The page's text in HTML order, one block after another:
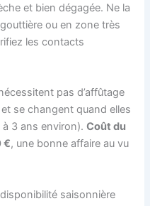
et bien dégagée. Ne la
ou en zone très
les contacts
pas d’affûtage
se changent quand elles
à 3 ans environ).Coût du
€, une bonne affaire au vu
saisonnière